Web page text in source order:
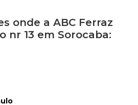
onde a ABC Ferraz
nr 13 em Sorocaba: